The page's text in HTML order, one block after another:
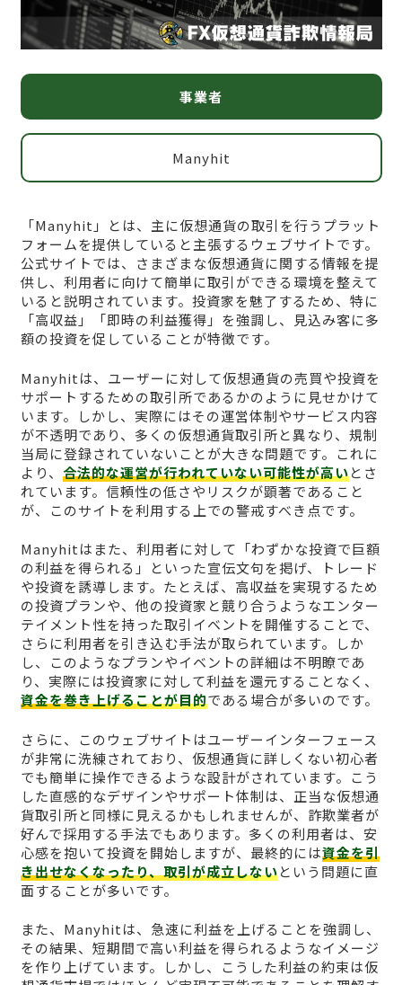
事業者
Manyhit
「Manyhit」とは、主に仮想通貨の取引を行うプラット
フォームを提供していると主張するウェブサイトです。
公式サイトでは、さまざまな仮想通貨に関する情報を提
供し、利用者に向けて簡単に取引ができる環境を整えて
いると説明されています。投資家を魅了するため、特に
「高収益」「即時の利益獲得」を強調し、見込み客に多
額の投資を促していることが特徴です。
Manyhitは、ユーザーに対して仮想通貨の売買や投資を
サポートするための取引所であるかのように見せかけて
います。しかし、実際にはその運営体制やサービス内容
が不透明であり、多くの仮想通貨取引所と異なり、規制
当局に登録されていないことが大きな問題です。これに
より、 合法的な運営が行われていない可能性が高いとさ
れています。信頼性の低さやリスクが顕著であること
が、このサイトを利用する上での警戒すべき点です。
Manyhitはまた、利用者に対して「わずかな投資で巨額
の利益を得られる」といった宣伝文句を掲げ、トレード
や投資を誘導します。たとえば、高収益を実現するため
の投資プランや、他の投資家と競り合うようなエンター
テイメント性を持った取引イベントを開催することで、
さらに利用者を引き込む手法が取られています。しか
し、このようなプランやイベントの詳細は不明瞭であ
り、実際には投資家に対して利益を還元することなく、
資金を巻き上げることが目的である場合が多いのです。
さらに、このウェブサイトはユーザーインターフェース
が非常に洗練されており、仮想通貨に詳しくない初心者
でも簡単に操作できるような設計がされています。こう
した直感的なデザインやサポート体制は、正当な仮想通
貨取引所と同様に見えるかもしれませんが、詐欺業者が
好んで採用する手法でもあります。多くの利用者は、安
心感を抱いて投資を開始しますが、最終的には資金を引
き出せなくなったり、取引が成立しないという問題に直
面することが多いです。
また、Manyhitは、急速に利益を上げることを強調し、
その結果、短期間で高い利益を得られるようなイメージ
を作り上げています。しかし、こうした利益の約束は仮